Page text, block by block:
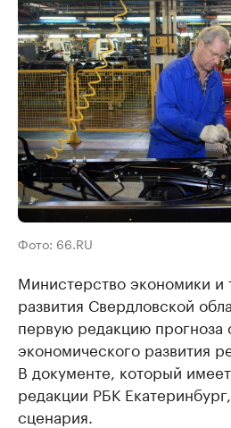
Фото: 66.RU
Министерство экономики и
развития Свердловской
первую редакцию прогноза
экономического развития
В документе, который
редакции РБК
сценария.